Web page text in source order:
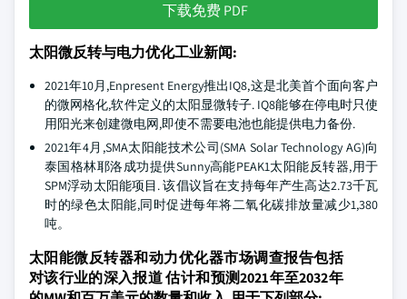
下载免费 PDF
太阳微反转与电力优化工业新闻:
2021年10月,Enpresent Energy推出IQ8,这是北美首个面向客户
的微网格化,软件定义的太阳显微转子. IQ8能够在停电时只使
用阳光来创建微电网,即使不需要电池也能提供电力备份.
2021年4月,SMA太阳能技术公司(SMA Solar Technology AG)向
泰国格林耶洛成功提供Sunny高能PEAK1太阳能反转器,用于
SPM浮动太阳能项目. 该倡议旨在支持每年产生高达2.73千瓦
时的绿色太阳能,同时促进每年将二氧化碳排放量减少1,380
吨。
太阳能微反转器和动力优化器市场调查报告包括
对该行业的深入报道 估计和预测2021年至2032年